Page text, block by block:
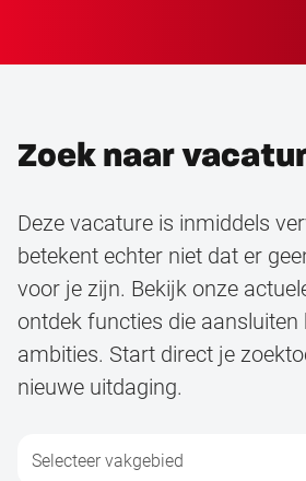
Zoek naar
Deze vacature is inmiddels
betekent echter niet dat er
voor je zijn. Bekijk onze
ontdek functies die
ambities. Start direct je
nieuwe uitdaging.